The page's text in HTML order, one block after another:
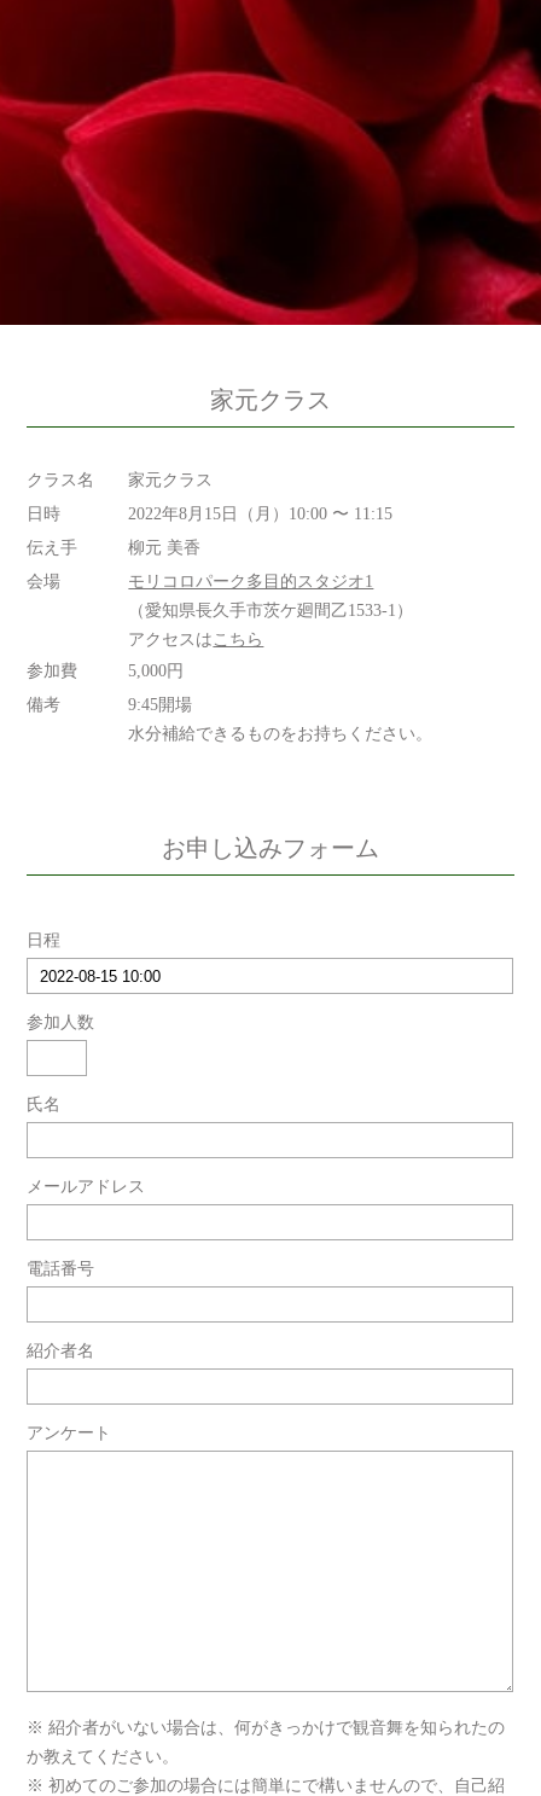
家元クラス
クラス名
家元クラス
日時
2022年8月15日（月）10:00 〜 11:15
伝え手
柳元 美香
会場
モリコロパーク多目的スタジオ1
（愛知県長久手市茨ケ廻間乙1533-1）
アクセスは こちら
参加費
5,000円
備考
9:45開場
水分補給できるものをお持ちください。
お申し込みフォーム
日程
参加人数
氏名
メールアドレス
電話番号
紹介者名
アンケート
※ 紹介者がいない場合は、何がきっかけで観音舞を知られたの
か教えてください。
※ 初めてのご参加の場合には簡単にで構いませんので、自己紹